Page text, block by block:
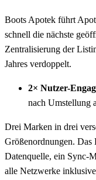
Boots Apotek führt
schnell die nächste
Zentralisierung der
Jahres verdoppelt.
2× Nutzer-
nach Umstellung
Drei Marken in drei
Größenordnungen. Das
Datenquelle, ein Sync-
alle Netzwerke